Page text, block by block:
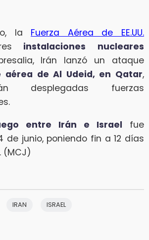
la Fuerza Aérea de EE.UU.
instalaciones
nucleares
Irán lanzó un ataque
aérea de Al Udeid, en Qatar,
desplegadas fuerzas
entre Irán e Israel fue
de junio, poniendo fin a 12 días
(MCJ)
IRAN ISRAEL